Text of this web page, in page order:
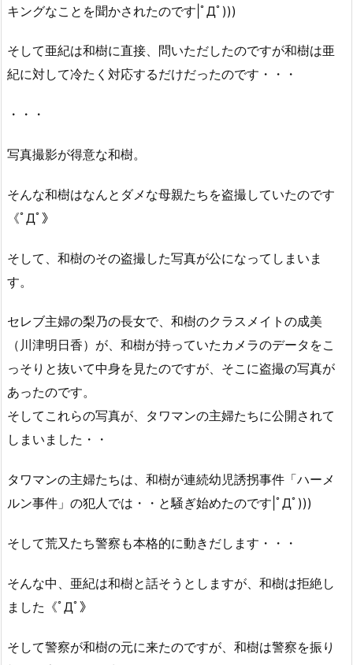
キングなことを聞かされたのです|ﾟДﾟ)))
そして亜紀は和樹に直接、問いただしたのですが和樹は亜
紀に対して冷たく対応するだけだったのです・・・
・・・
写真撮影が得意な和樹。
そんな和樹はなんとダメな母親たちを盗撮していたのです
《ﾟДﾟ》
そして、和樹のその盗撮した写真が公になってしまいま
す。
セレブ主婦の梨乃の長女で、和樹のクラスメイトの成美
（川津明日香）が、和樹が持っていたカメラのデータをこ
っそりと抜いて中身を見たのですが、そこに盗撮の写真が
あったのです。
そしてこれらの写真が、タワマンの主婦たちに公開されて
しまいました・・
タワマンの主婦たちは、和樹が連続幼児誘拐事件「ハーメ
ルン事件」の犯人では・・と騒ぎ始めたのです|ﾟДﾟ)))
そして荒又たち警察も本格的に動きだします・・・
そんな中、亜紀は和樹と話そうとしますが、和樹は拒絶し
ました《ﾟДﾟ》
そして警察が和樹の元に来たのですが、和樹は警察を振り